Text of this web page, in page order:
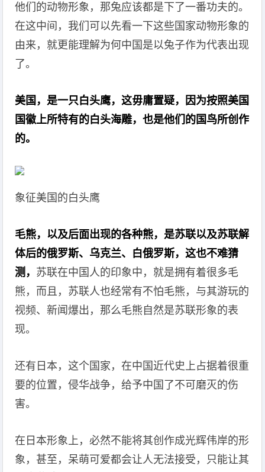
他们的动物形象，那兔应该都是下了一番功夫的。
在这中间，我们可以先看一下这些国家动物形象的
由来，就更能理解为何中国是以兔子作为代表出现
了。
美国，是一只白头鹰，这毋庸置疑，因为按照美国
国徽上所特有的白头海雕，也是他们的国鸟所创作
的。
象征美国的白头鹰
毛熊，以及后面出现的各种熊，是苏联以及苏联解
体后的俄罗斯、乌克兰、白俄罗斯，这也不难猜
测， 苏联在中国人的印象中，就是拥有着很多毛
熊，而且，苏联人也经常有不怕毛熊，与其游玩的
视频、新闻爆出，那么毛熊自然是苏联形象的表
现。
还有日本，这个国家，在中国近代史上占据着很重
要的位置，侵华战争，给予中国了不可磨灭的伤
害。
在日本形象上，必然不能将其创作成光辉伟岸的形
象，甚至，呆萌可爱都会让人无法接受，只能让其